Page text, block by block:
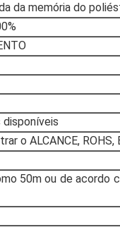
da memória do
disponíveis
o ALCANCE, ROHS,
50m ou de acordo